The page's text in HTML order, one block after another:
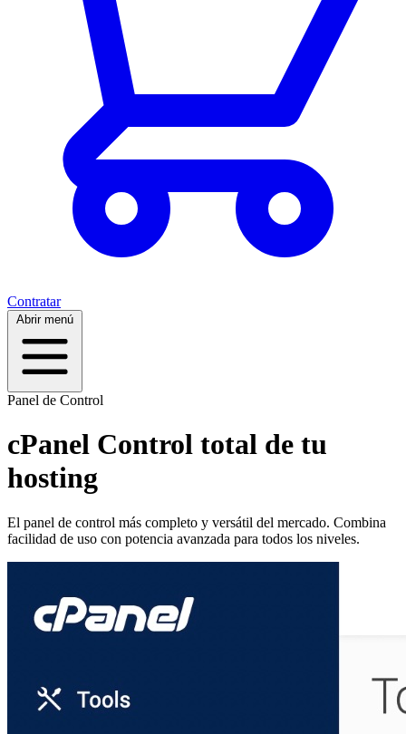
Contratar
Abrir menú
Panel de Control
cPanel Control total de tu
hosting
El panel de control más completo y versátil del mercado. Combina
facilidad de uso con potencia avanzada para todos los niveles.